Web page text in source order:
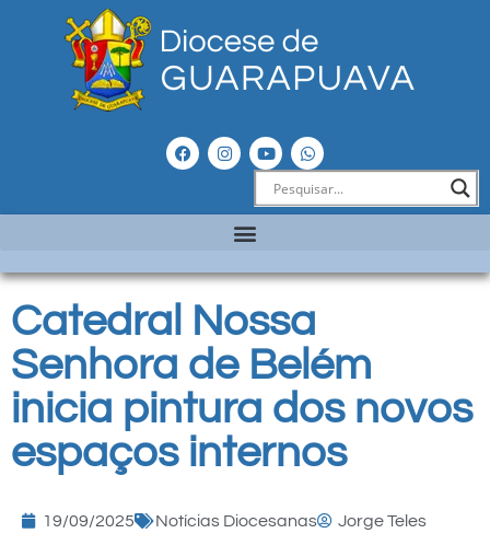
Catedral Nossa
Senhora de Belém
inicia pintura dos novos
espaços internos
19/09/2025 Notícias Diocesanas Jorge Teles